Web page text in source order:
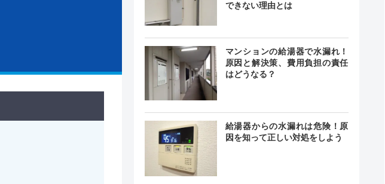
できない理由とは
マンションの給湯器で水漏れ！
原因と解決策、費用負担の責任
はどうなる？
給湯器からの水漏れは危険！原
因を知って正しい対処をしよう